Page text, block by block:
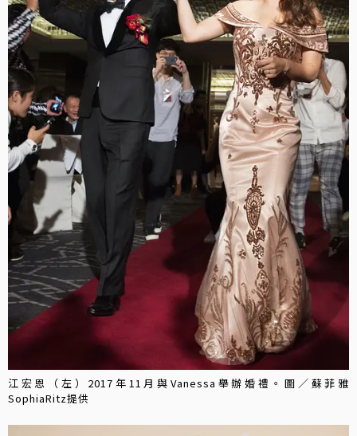
江宏恩（左）2017年11月與Vanessa舉辦婚禮。圖／蘇菲雅
SophiaRitz提供